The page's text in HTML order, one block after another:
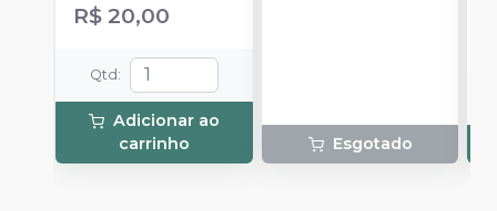
ponteiras para
R$ 20,00
Qtd :
Adicionar ao
carrinho
Esgotado